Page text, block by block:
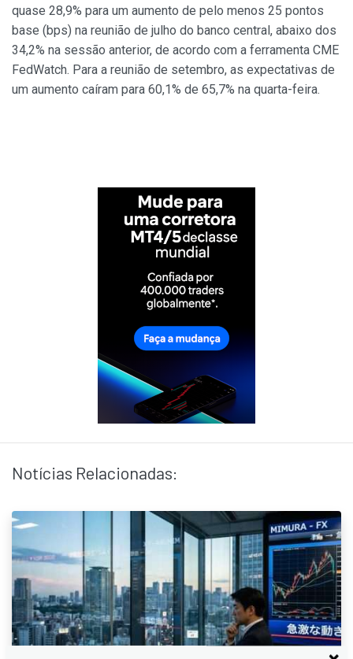
quase 28,9% para um aumento de pelo menos 25 pontos
base (bps) na reunião de julho do banco central, abaixo dos
34,2% na sessão anterior, de acordo com a ferramenta CME
FedWatch. Para a reunião de setembro, as expectativas de
um aumento caíram para 60,1% de 65,7% na quarta-feira.
Notícias Relacionadas: